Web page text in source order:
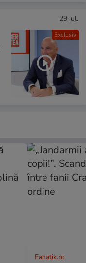
Exclusiv
29 iul.
Fanatik.ro